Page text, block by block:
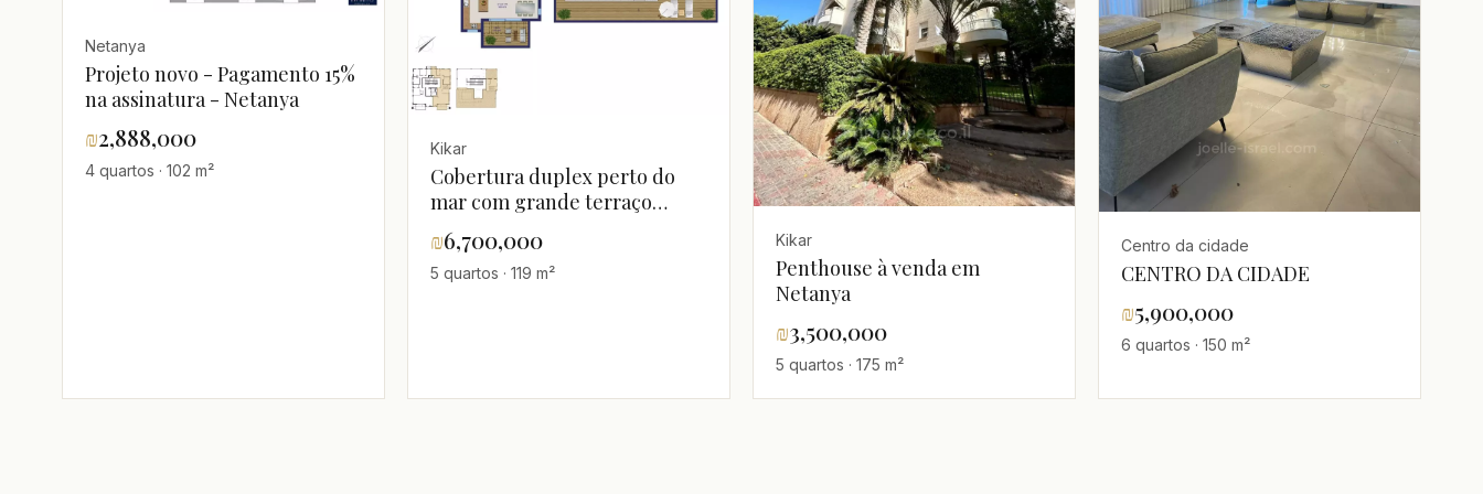
Netanya
Projeto novo - Pagamento 15%
na assinatura - Netanya
₪2,888,000
4 quartos · 102 m²
Kikar
Cobertura duplex perto do
mar com grande terraço
preparado para piscina
₪6,700,000
5 quartos · 119 m²
Kikar
Penthouse à venda em
Netanya
₪3,500,000
5 quartos · 175 m²
Centro da cidade
CENTRO DA CIDADE
₪5,900,000
6 quartos · 150 m²